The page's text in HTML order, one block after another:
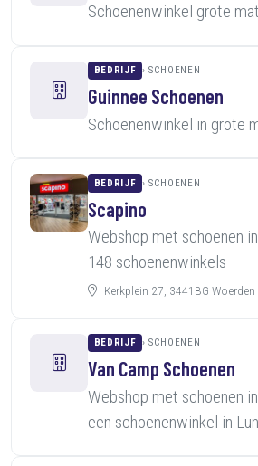
Schoenenwinkel grote
BEDRIJF SCHOENEN
Guinnee Schoenen
Schoenenwinkel in grote
BEDRIJF SCHOENEN
Scapino
Webshop met schoenen
148 schoenenwinkels
Kerkplein 27, 3441BG Woerden
BEDRIJF SCHOENEN
Van Camp Schoenen
Webshop met schoenen
een schoenenwinkel in